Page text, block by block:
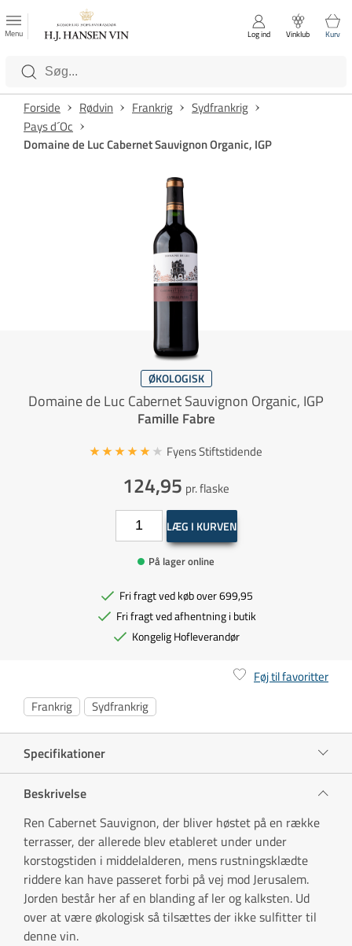
Luk
Kategorier
Menu Log ind Vinklub Kurv
Forside Rødvin Frankrig
Sydfrankrig
Pays d´Oc
Domaine de Luc Cabernet Sauvignon Organic, IGP
ØKOLOGISK
Domaine de Luc Cabernet Sauvignon Organic, IGP
Famille Fabre
Fyens Stiftstidende
124,95 pr. flaske
LÆG I KURVEN
På lager online
Fri fragt ved køb over 699,95
Fri fragt ved afhentning i butik
Kongelig Hofleverandør
Føj til favoritter
Frankrig
Sydfrankrig
Specifikationer
Beskrivelse
Ren Cabernet Sauvignon, der bliver høstet på en række
terrasser, der allerede blev etableret under under
korstogstiden i middelalderen, mens rustningsklædte
riddere kan have passeret forbi på vej mod Jerusalem.
Jorden består her af en blanding af ler og kalksten. Ud
over at være økologisk så tilsættes der ikke sulfitter til
denne vin.